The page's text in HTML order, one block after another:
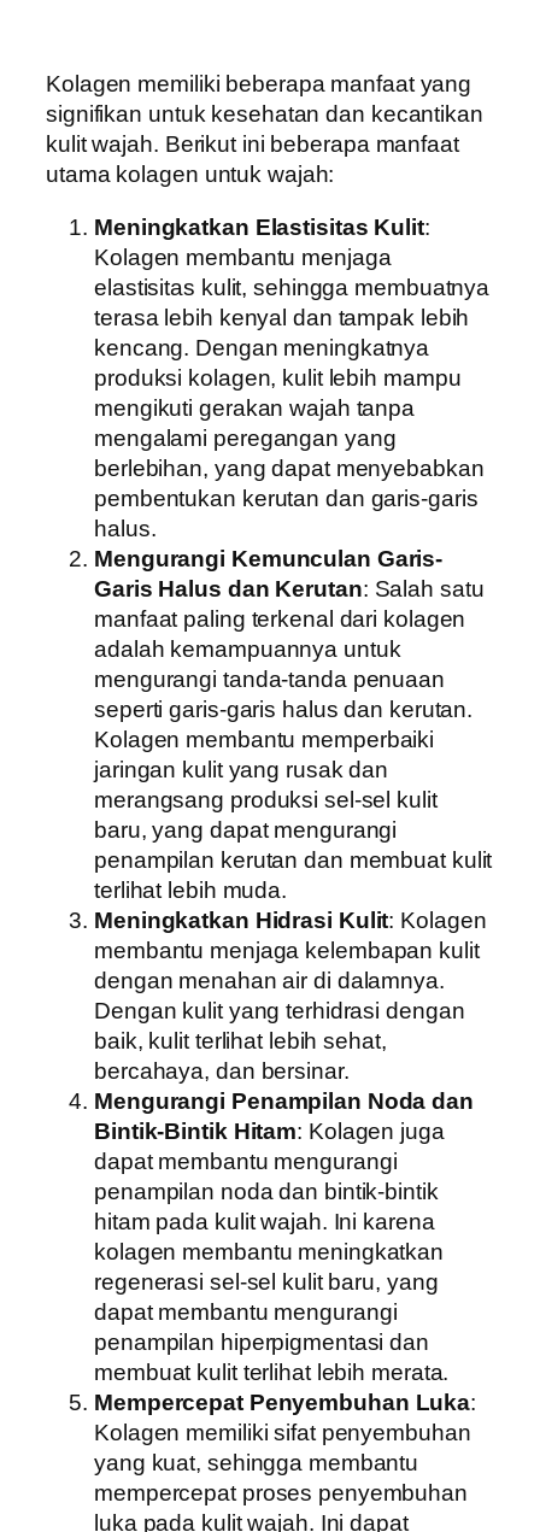
Kolagen memiliki beberapa manfaat yang
signifikan untuk kesehatan dan kecantikan
kulit wajah. Berikut ini beberapa manfaat
utama kolagen untuk wajah:
Meningkatkan Elastisitas Kulit:
Kolagen membantu menjaga
elastisitas kulit, sehingga membuatnya
terasa lebih kenyal dan tampak lebih
kencang. Dengan meningkatnya
produksi kolagen, kulit lebih mampu
mengikuti gerakan wajah tanpa
mengalami peregangan yang
berlebihan, yang dapat menyebabkan
pembentukan kerutan dan garis-garis
halus.
Mengurangi Kemunculan Garis-
Garis Halus dan Kerutan: Salah satu
manfaat paling terkenal dari kolagen
adalah kemampuannya untuk
mengurangi tanda-tanda penuaan
seperti garis-garis halus dan kerutan.
Kolagen membantu memperbaiki
jaringan kulit yang rusak dan
merangsang produksi sel-sel kulit
baru, yang dapat mengurangi
penampilan kerutan dan membuat kulit
terlihat lebih muda.
Meningkatkan Hidrasi Kulit: Kolagen
membantu menjaga kelembapan kulit
dengan menahan air di dalamnya.
Dengan kulit yang terhidrasi dengan
baik, kulit terlihat lebih sehat,
bercahaya, dan bersinar.
Mengurangi Penampilan Noda dan
Bintik-Bintik Hitam: Kolagen juga
dapat membantu mengurangi
penampilan noda dan bintik-bintik
hitam pada kulit wajah. Ini karena
kolagen membantu meningkatkan
regenerasi sel-sel kulit baru, yang
dapat membantu mengurangi
penampilan hiperpigmentasi dan
membuat kulit terlihat lebih merata.
Mempercepat Penyembuhan Luka:
Kolagen memiliki sifat penyembuhan
yang kuat, sehingga membantu
mempercepat proses penyembuhan
luka pada kulit wajah. Ini dapat